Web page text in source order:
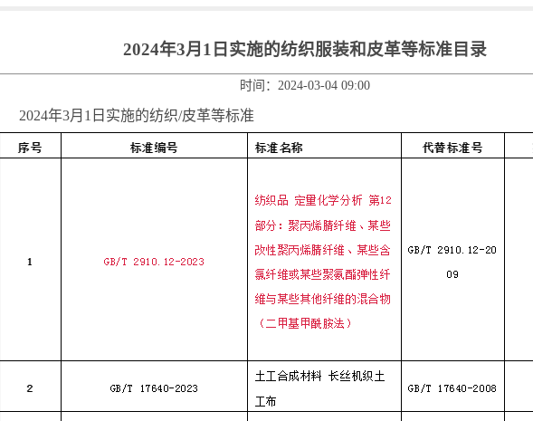
2024年3月1日实施的纺织服装和皮革等标准目录
时间：2024-03-04 09:00
2024年3月1日实施的纺织/皮革等标准